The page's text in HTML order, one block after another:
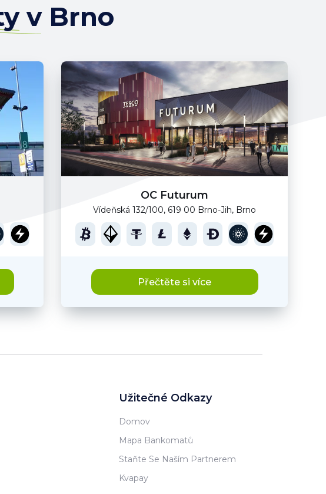
v Brno
OC Futurum
Vídeňská 132/100, 619 00 Brno-Jih, Brno
Přečtěte si více
Užitečné Odkazy
Domov
Mapa Bankomatů
Staňte Se Naším Partnerem
Kvapay